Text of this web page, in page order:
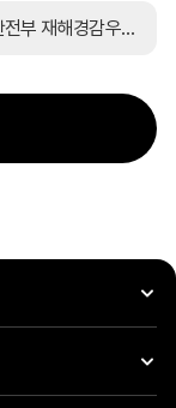
[온라인/종료] 입찰가점 반영! 행정안전부 재해경감우수기업 인증 안내 및 도입사례 세미나 (7/25, 온라인 무료)